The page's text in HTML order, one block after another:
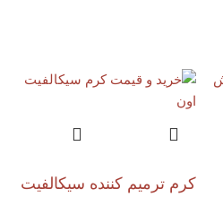
کرم ترمیم کننده سیکالفیت